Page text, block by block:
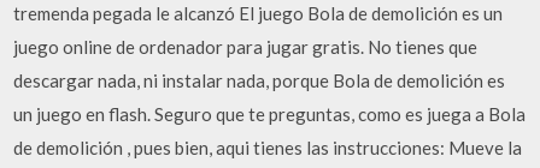
tremenda pegada le alcanzó El juego Bola de demolición es un
juego online de ordenador para jugar gratis. No tienes que
descargar nada, ni instalar nada, porque Bola de demolición es
un juego en flash. Seguro que te preguntas, como es juega a Bola
de demolición , pues bien, aqui tienes las instrucciones: Mueve la